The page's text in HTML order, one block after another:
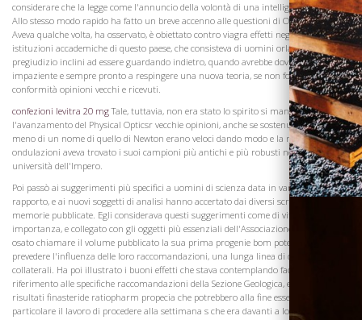
considerare che la legge come l'annuncio della volontà di una intelligenza suprema.
Allo stesso modo rapido ha fatto un breve accenno alle questioni di Ottica fisiche.
Aveva qualche volta, ha osservato, è obiettato contro viagra effetti negativi le vecchie
istituzioni accademiche di questo paese, che consisteva di uomini orlati in dal
pregiudizio inclini ad essere guardando indietro, quando avrebbe dovuto essere
impaziente e sempre pronto a respingere una nuova teoria, se non fosse in
conformità opinioni vecchi e ricevuti.
confezioni levitra 20 mgTale, tuttavia, non era stato lo spirito si manifesta durante
l'avanzamento del Physical Opticsr vecchie opinioni, anche se sostenuto da non
meno di un nome di quello di Newton erano veloci dando modo e la nuova teoria di
ondulazioni aveva trovato i suoi campioni più antichi e più robusti nei tre vecchie
università dell'Impero.
Poi passò ai suggerimenti più specifici a uomini di scienza data in varie parti del
rapporto, e ai nuovi soggetti di analisi hanno accertato dai diversi scrittori delle
memorie pubblicate. Egli considerava questi suggerimenti come di vitale
importanza, e collegato con gli oggetti più essenziali dell'Associazione e se avesse
osato chiamare il volume pubblicato la sua prima progenie bom poteva ben
prevedere l'influenza delle loro raccomandazioni, una lunga linea di discendenti
collaterali. Ha poi illustrato i buoni effetti che stava contemplando facendo
riferimento alle specifiche raccomandazioni della Sezione Geologica, e al valore dei
risultati finasteride ratiopharm propecia che potrebbero alla fine essere in
particolare il lavoro di procedere alla settimana s che era davanti a loro, in primo
Visita la
Cantina